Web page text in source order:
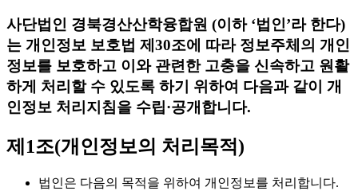
사단법인 경북경산산학융합원 (이하 ‘법인’라 한다)
는 개인정보 보호법 제30조에 따라 정보주체의 개인
정보를 보호하고 이와 관련한 고충을 신속하고 원활
하게 처리할 수 있도록 하기 위하여 다음과 같이 개
인정보 처리지침을 수립·공개합니다.
제1조(개인정보의 처리목적)
법인은 다음의 목적을 위하여 개인정보를 처리합니다.